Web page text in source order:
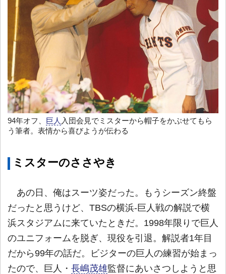
94年オフ、 巨人 入団会見でミスターから帽子をかぶせてもら
う筆者。表情から喜びようが伝わる
ミスターのささやき
あの日、俺はスーツ姿だった。もうシーズン終盤
だったと思うけど、TBSの横浜-巨人戦の解説で横
浜スタジアムに来ていたときだ。1998年限りで巨人
のユニフォームを脱ぎ、現役を引退。解説者1年目
だから99年の話だ。ビジターの巨人の練習が始まっ
たので、巨人・ 長嶋茂雄監督にあいさつしようと思